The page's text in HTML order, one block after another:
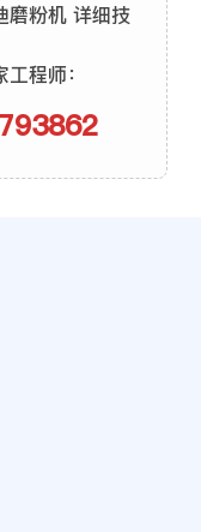
磨粉机 详细技
程师：